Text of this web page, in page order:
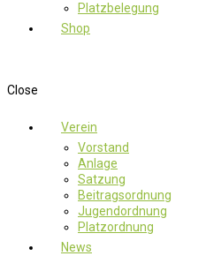
Platzbelegung
Shop
Close
Verein
Vorstand
Anlage
Satzung
Beitragsordnung
Jugendordnung
Platzordnung
News